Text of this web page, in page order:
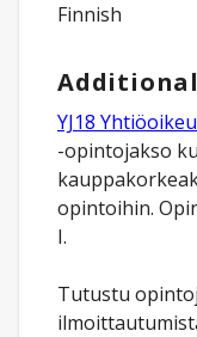
Finnish
YJ18
-opintojakso
opintoihin.
I.
Tutustu